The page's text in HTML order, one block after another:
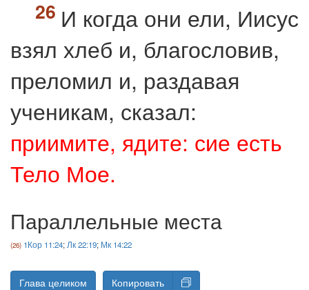
И когда они ели, Иисус
взял хлеб и, благословив,
преломил и, раздавая
ученикам, сказал:
приимите, ядите: сие есть
Тело Мое.
Параллельные места
1Кор 11:24; Лк 22:19; Мк 14:22
Глава целиком Копировать